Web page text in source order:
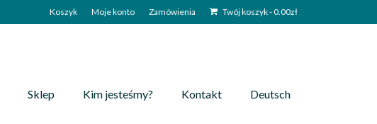
Koszyk Moje konto Zamówienia Twój koszyk-0.00zł
Sklep Kim jesteśmy? Kontakt Deutsch